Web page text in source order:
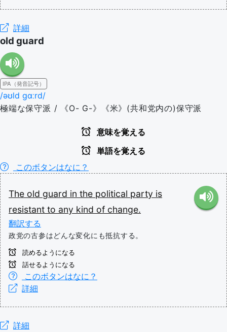
詳細
old guard
IPA（発音記号）
/əʊld ɡɑːrd/
極端な保守派 / 《O- G-》《米》(共和党内の)保守派
意味を覚える
単語を覚える
このボタンはなに？
The old guard in the political party is
resistant to any kind of change.
翻訳する
政党の古参はどんな変化にも抵抗する。
読めるようになる
話せるようになる
このボタンはなに？
詳細
詳細